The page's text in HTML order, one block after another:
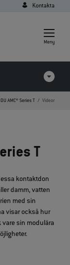
Kontakta
Meny
AMC® Series T Videor
T
kontaktdon
damm, vatten
med sin
visar också hur
vare sin modulära